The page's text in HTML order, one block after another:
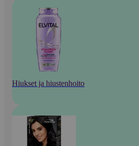
Hiukset ja hiustenhoito